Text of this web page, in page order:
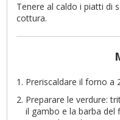
Tenere al caldo i piatti di
cottura.
Preriscaldare il forno a
Preparare le verdure:
il gambo e la barba del